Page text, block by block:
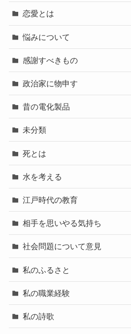
恋愛とは
悩みについて
感謝すべきもの
政治家に物申す
昔の電化製品
未分類
死とは
水を考える
江戸時代の教育
相手を思いやる気持ち
社会問題について意見
私のふるさと
私の職業経験
私の詩歌